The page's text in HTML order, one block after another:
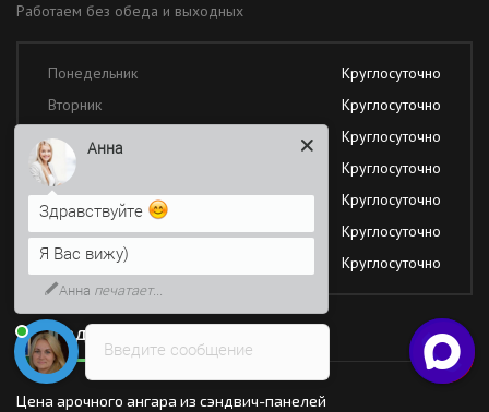
Работаем без обеда и выходных
Понедельник
Круглосуточно
Вторник
Круглосуточно
Среда
Круглосуточно
Четверг
Круглосуточно
Пятница
Круглосуточно
Суббота
Круглосуточно
Воскресение
Круглосуточно
Последние новости
Цена арочного ангара из сэндвич-панелей
Введите сообщение
Анна
Здравствуйте
Я Вас вижу)
Анна печатает...